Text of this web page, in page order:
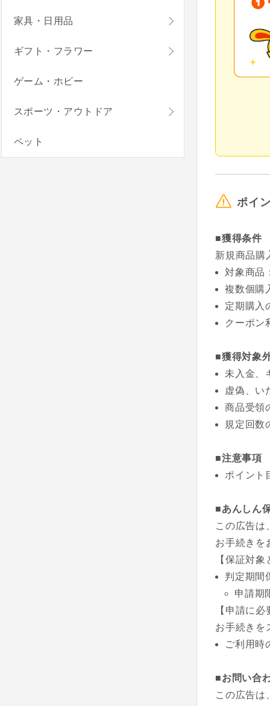
ポイ
■獲得条件
新規商品購
対象商品
複数個購
定期購入
クーポン
■獲得対象
未入金、
虚偽、い
商品受領
規定回数
■注意事項
ポイント
■あんしん
この広告は
お手続きを
【保証対
判定期間
申請期
【申請に
お手続きを
ご利用時
■お問い合
この広告は
家具・日用品
ギフト・フラワー
ゲーム・ホビー
スポーツ・アウトドア
ペット